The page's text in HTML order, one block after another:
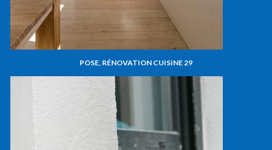
POSE, RÉNOVATION CUISINE 29